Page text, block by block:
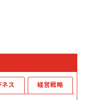
ネス 経営戦略